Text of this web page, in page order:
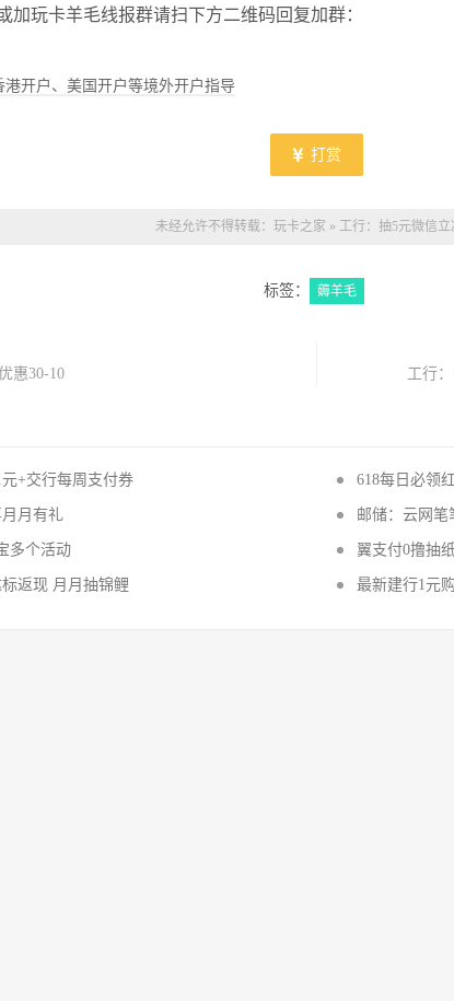
加玩卡羊毛线报群请扫下方二维码回复加群：
港开户、美国开户等境外开户指导
打赏
未经允许不得转载： 玩卡之家 » 工行：抽5元微信立
标签： 薅羊毛
惠30-10
工行
+交行每周支付券 618每日必领
月有礼 邮储：云网笔
多个活动 翼支付0撸抽
返现 月月抽锦鲤 最新建行1元购